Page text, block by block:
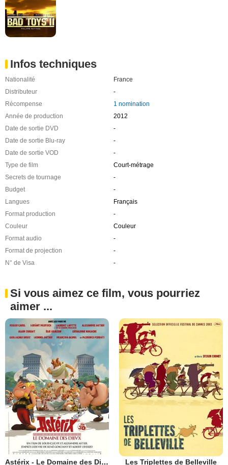
Infos techniques
Nationalité
France
Distributeur
-
Récompense
1 nomination
Année de production
2012
Date de sortie DVD
-
Date de sortie Blu-ray
-
Date de sortie VOD
-
Type de film
Court-métrage
Secrets de tournage
-
Budget
-
Langues
Français
Format production
-
Couleur
Couleur
Format audio
-
Format de projection
-
N° de Visa
-
Si vous aimez ce film, vous pourriez
aimer ...
Astérix - Le Domaine des Dieux Les Triplettes de Belleville